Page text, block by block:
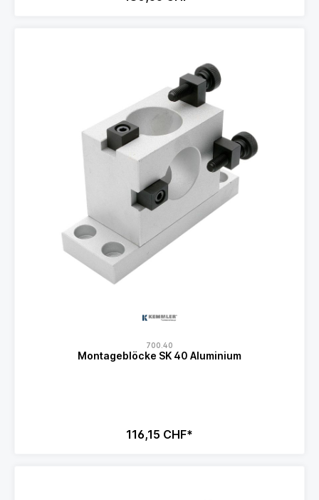
700.40
Montageblöcke SK 40 Aluminium
116,15 CHF*